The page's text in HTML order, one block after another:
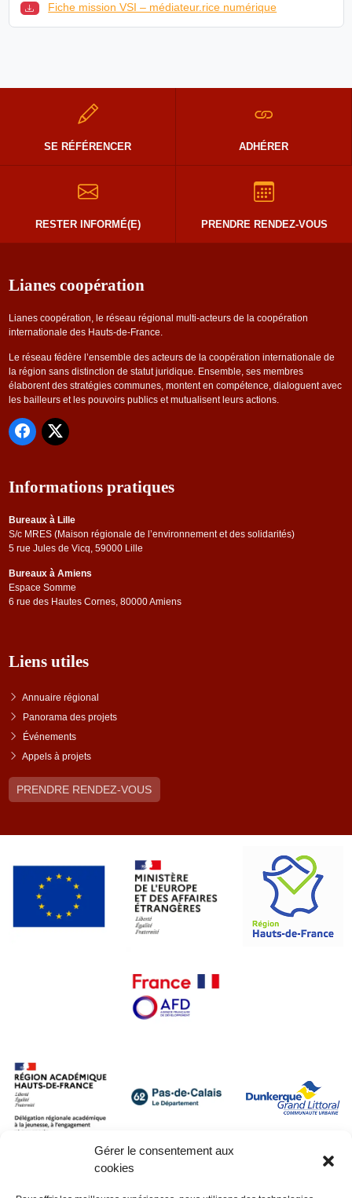
Gérer le consentement aux
cookies
Fiche mission VSI – médiateur.rice numérique
SE RÉFÉRENCER ADHÉRER
RESTER INFORMÉ(E) PRENDRE RENDEZ-VOUS
Lianes coopération
Lianes coopération, le réseau régional multi-acteurs de la coopération
internationale des Hauts-de-France.
Le réseau fédère l’ensemble des acteurs de la coopération internationale de
la région sans distinction de statut juridique. Ensemble, ses membres
élaborent des stratégies communes, montent en compétence, dialoguent avec
les bailleurs et les pouvoirs publics et mutualisent leurs actions.
Informations pratiques
Bureaux à Lille
S/c MRES (Maison régionale de l’environnement et des solidarités)
5 rue Jules de Vicq, 59000 Lille
Bureaux à Amiens
Espace Somme
6 rue des Hautes Cornes, 80000 Amiens
Liens utiles
Annuaire régional
Panorama des projets
Événements
Appels à projets
PRENDRE RENDEZ-VOUS